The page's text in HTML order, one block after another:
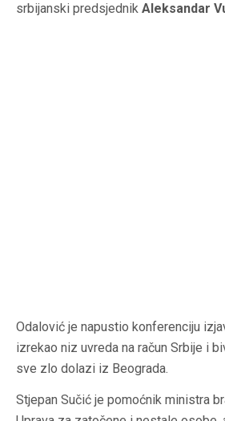
srbijanski predsjednik Aleksandar
Odalović je napustio konferenciju
izrekao niz uvreda na račun Srbije i
sve zlo dolazi iz Beograda.
Stjepan Sučić je pomoćnik ministra